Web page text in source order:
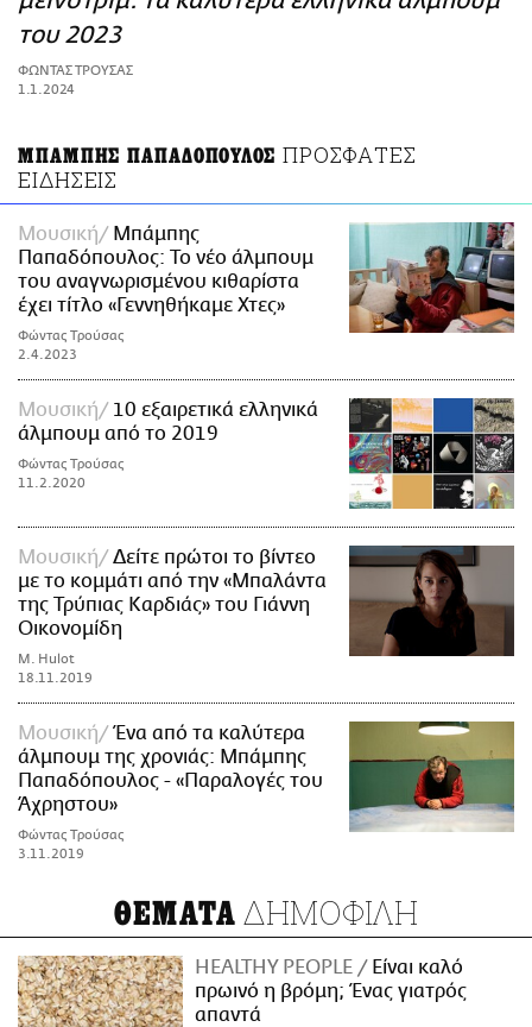
ΑΜΠΑ
PRINT
του 2023
ΦΩΝΤΑΣ ΤΡΟΥΣΑΣ
1.1.2024
ΜΠΑΜΠΗΣ ΠΑΠΑΔΟΠΟΥΛΟΣ ΠΡΟΣΦΑΤΕΣ
ΕΙΔΗΣΕΙΣ
Μουσική
Μπάμπης
Παπαδόπουλος: Το νέο άλμπουμ
του αναγνωρισμένου κιθαρίστα
έχει τίτλο «Γεννηθήκαμε Χτες»
Φώντας Τρούσας
2.4.2023
Μουσική
10 εξαιρετικά ελληνικά
άλμπουμ από το 2019
Φώντας Τρούσας
11.2.2020
Μουσική
Δείτε πρώτοι το βίντεο
με το κομμάτι από την «Μπαλάντα
της Τρύπιας Καρδιάς» του Γιάννη
Οικονομίδη
M. Hulot
18.11.2019
Μουσική
Ένα από τα καλύτερα
άλμπουμ της χρονιάς: Μπάμπης
Παπαδόπουλος - «Παραλογές του
Άχρηστου»
Φώντας Τρούσας
3.11.2019
ΘΕΜΑΤΑ ΔΗΜΟΦΙΛΗ
HEALTHY PEOPLE
Είναι καλό
πρωινό η βρόμη; Ένας γιατρός
απαντά